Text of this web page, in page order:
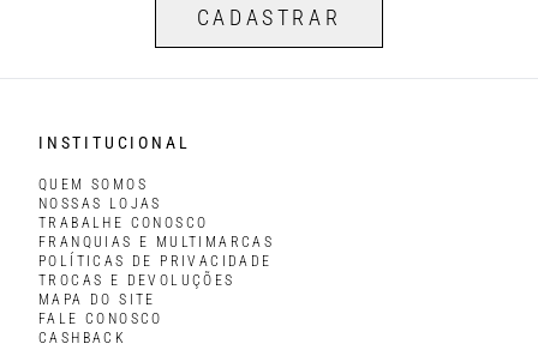
CADASTRAR
INSTITUCIONAL
QUEM SOMOS
NOSSAS LOJAS
TRABALHE CONOSCO
FRANQUIAS E MULTIMARCAS
POLÍTICAS DE PRIVACIDADE
TROCAS E DEVOLUÇÕES
MAPA DO SITE
FALE CONOSCO
CASHBACK